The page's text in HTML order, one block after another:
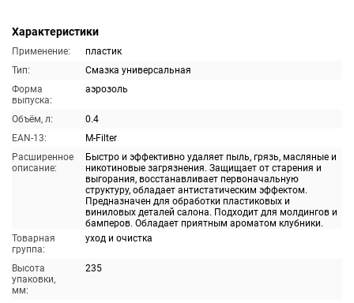
Характеристики
Применение:
пластик
Тип:
Смазка универсальная
Форма
выпуска:
аэрозоль
Объём, л:
0.4
EAN-13:
M-Filter
Расширенное
описание:
Быстро и эффективно удаляет пыль, грязь, масляные и
никотиновые загрязнения. Защищает от старения и
выгорания, восстанавливает первоначальную
структуру, обладает антистатическим эффектом.
Предназначен для обработки пластиковых и
виниловых деталей салона. Подходит для молдингов и
бамперов. Обладает приятным ароматом клубники.
Товарная
группа:
уход и очистка
Высота
упаковки,
мм:
235